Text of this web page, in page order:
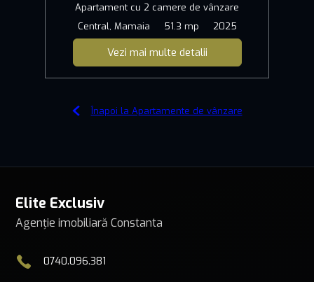
Apartament cu 2 camere de vânzare
Central, Mamaia
51.3 mp 2025
Vezi mai multe detalii
Înapoi la Apartamente de vânzare
Elite Exclusiv
Agenție imobiliară Constanta
0740.096.381